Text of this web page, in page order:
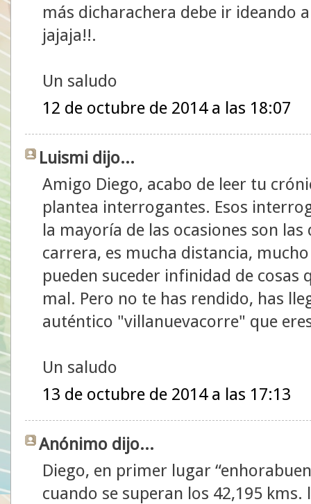
más dicharachera debe ir ideando
jajaja!!.
Un saludo
12 de octubre de 2014 a las 18:07
Luismi dijo...
Amigo Diego, acabo de leer tu
plantea interrogantes. Esos
la mayoría de las ocasiones son
carrera, es mucha distancia,
pueden suceder infinidad de cosas
mal. Pero no te has rendido, has
auténtico "villanuevacorre" que
Un saludo
13 de octubre de 2014 a las 17:13
Anónimo dijo...
Diego, en primer lugar
cuando se superan los 42,195